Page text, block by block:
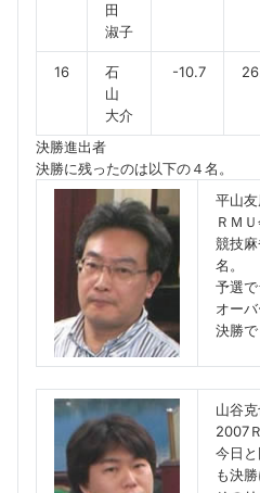
田
淑子
16
石
山
大介
-10.7
決勝進出者
決勝に残ったのは以下の４名。
平山
ＲＭ
競技
名。
予選
オーバ
決勝
山谷
2007
今日
も決